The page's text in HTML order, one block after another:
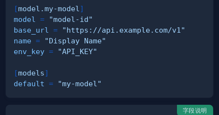
[model.my-model ]
model
=
"model-id"
base_url
=
"https://api.example.com/v1"
name =
"Display Name"
env_key = "API_KEY"
[models]
default = "my-model"
字段说明